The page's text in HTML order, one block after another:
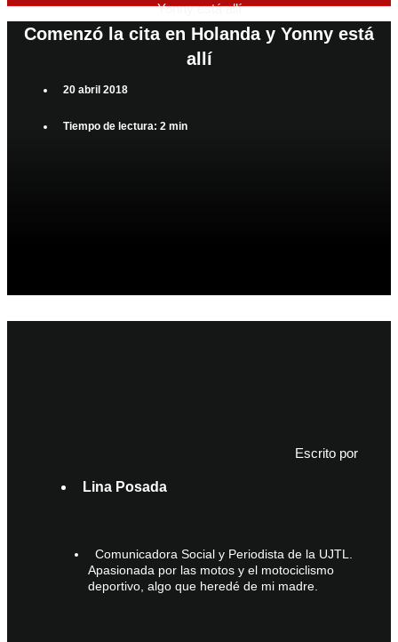
Yonny está allí
Comenzó la cita en Holanda y Yonny está
allí
20 abril 2018
Tiempo de lectura: 2 min
Escrito por
Lina Posada
Comunicadora Social y Periodista de la UJTL.
Apasionada por las motos y el motociclismo
deportivo, algo que heredé de mi madre.